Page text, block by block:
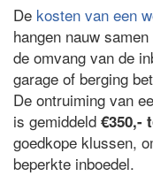
De kosten van een
hangen nauw
de omvang van de
garage of berging
De ontruiming van
is gemiddeld €350,-
goedkope klussen,
beperkte inboedel.